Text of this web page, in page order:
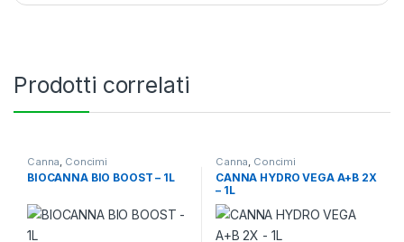
Prodotti correlati
Canna Concimi
BIOCANNA BIO BOOST – 1L
Canna Concimi
CANNA HYDRO VEGA A+B 2X
– 1L